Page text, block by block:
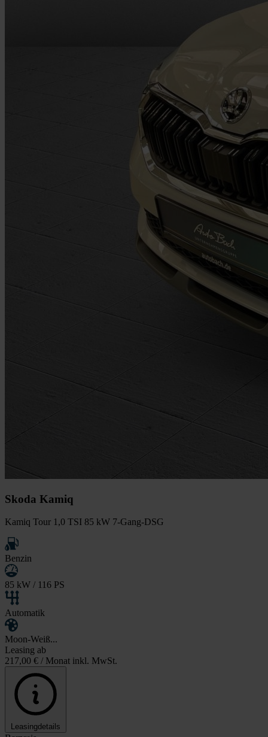
Skoda Kamiq
Kamiq Tour 1,0 TSI 85 kW 7-Gang-DSG
Benzin
85 kW / 116 PS
Automatik
Moon-Weiß...
Leasing ab
217,00 € / Monat inkl. MwSt.
Leasingdetails